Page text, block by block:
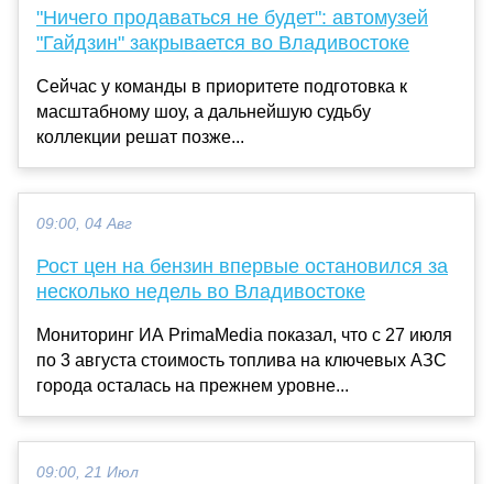
"Ничего продаваться не будет": автомузей
"Гайдзин" закрывается во Владивостоке
Сейчас у команды в приоритете подготовка к
масштабному шоу, а дальнейшую судьбу
коллекции решат позже...
09:00, 04 Авг
Рост цен на бензин впервые остановился за
несколько недель во Владивостоке
Мониторинг ИА PrimaMedia показал, что с 27 июля
по 3 августа стоимость топлива на ключевых АЗС
города осталась на прежнем уровне...
09:00, 21 Июл